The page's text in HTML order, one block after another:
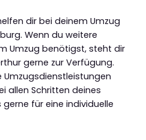
dir bei deinem Umzug
Wenn du weitere
Umzug benötigst, steht dir
gerne zur Verfügung.
allen Schritten deines
für eine individuelle